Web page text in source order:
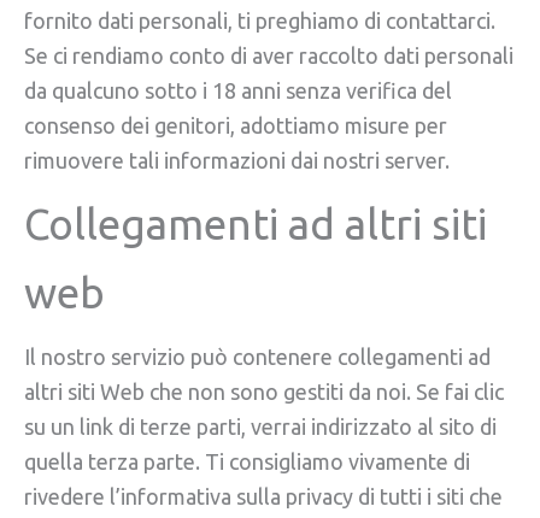
fornito dati personali, ti preghiamo di contattarci.
Se ci rendiamo conto di aver raccolto dati personali
da qualcuno sotto i 18 anni senza verifica del
consenso dei genitori, adottiamo misure per
rimuovere tali informazioni dai nostri server.
Collegamenti ad altri siti
web
Il nostro servizio può contenere collegamenti ad
altri siti Web che non sono gestiti da noi. Se fai clic
su un link di terze parti, verrai indirizzato al sito di
quella terza parte. Ti consigliamo vivamente di
rivedere l’informativa sulla privacy di tutti i siti che